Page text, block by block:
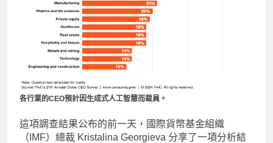
各行業的CEO預計因生成式人工智慧而裁員。
這項調查結果公布的前一天，國際貨幣基金組織
（IMF）總裁 Kristalina Georgieva 分享了一項分析結